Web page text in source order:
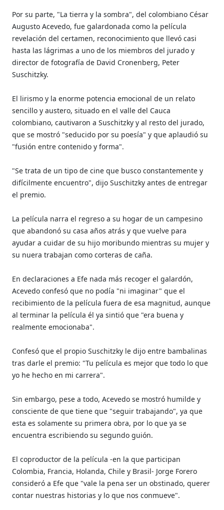
Por su parte, "La tierra y la sombra", del colombiano César
Augusto Acevedo, fue galardonada como la película
revelación del certamen, reconocimiento que llevó casi
hasta las lágrimas a uno de los miembros del jurado y
director de fotografía de David Cronenberg, Peter
Suschitzky.
El lirismo y la enorme potencia emocional de un relato
sencillo y austero, situado en el valle del Cauca
colombiano, cautivaron a Suschitzky y al resto del jurado,
que se mostró "seducido por su poesía" y que aplaudió su
"fusión entre contenido y forma".
"Se trata de un tipo de cine que busco constantemente y
difícilmente encuentro", dijo Suschitzky antes de entregar
el premio.
La película narra el regreso a su hogar de un campesino
que abandonó su casa años atrás y que vuelve para
ayudar a cuidar de su hijo moribundo mientras su mujer y
su nuera trabajan como corteras de caña.
En declaraciones a Efe nada más recoger el galardón,
Acevedo confesó que no podía "ni imaginar" que el
recibimiento de la película fuera de esa magnitud, aunque
al terminar la película él ya sintió que "era buena y
realmente emocionaba".
Confesó que el propio Suschitzky le dijo entre bambalinas
tras darle el premio: "Tu película es mejor que todo lo que
yo he hecho en mi carrera".
Sin embargo, pese a todo, Acevedo se mostró humilde y
consciente de que tiene que "seguir trabajando", ya que
esta es solamente su primera obra, por lo que ya se
encuentra escribiendo su segundo guión.
El coproductor de la película -en la que participan
Colombia, Francia, Holanda, Chile y Brasil- Jorge Forero
consideró a Efe que "vale la pena ser un obstinado, querer
contar nuestras historias y lo que nos conmueve".